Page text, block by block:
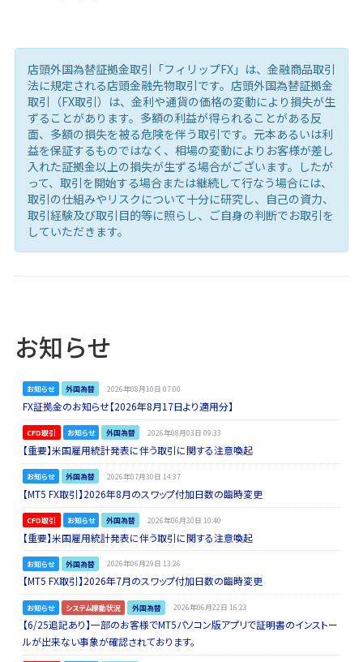
店頭外国為替証拠金取引「フィリップFX」は、金融商品取引
法に規定される店頭金融先物取引です。店頭外国為替証拠金
取引（FX取引）は、金利や通貨の価格の変動により損失が生
ずることがあります。多額の利益が得られることがある反
面、多額の損失を被る危険を伴う取引です。元本あるいは利
益を保証するものではなく、相場の変動によりお客様が差し
入れた証拠金以上の損失が生ずる場合がございます。したが
って、取引を開始する場合または継続して行なう場合には、
取引の仕組みやリスクについて十分に研究し、自己の資力、
取引経験及び取引目的等に照らし、ご自身の判断でお取引を
していただきます。
お知らせ
お知らせ 外国為替 2026年08月10日 07:00
FX証拠金のお知らせ【2026年8月17日より適用分】
CFD取引 お知らせ 外国為替 2026年08月03日 09:33
【重要】米国雇用統計発表に伴う取引に関する注意喚起
お知らせ 外国為替 2026年07月30日 14:37
【MT5 FX取引】2026年8月のスワップ付加日数の臨時変更
CFD取引 お知らせ 外国為替 2026年06月30日 10:40
【重要】米国雇用統計発表に伴う取引に関する注意喚起
お知らせ 外国為替 2026年06月29日 13:26
【MT5 FX取引】2026年7月のスワップ付加日数の臨時変更
お知らせ システム稼動状況 外国為替 2026年06月22日 16:23
【6/25追記あり】一部のお客様でMT5パソコン版アプリで証明書のインストー
ルが出来ない事象が確認されております。